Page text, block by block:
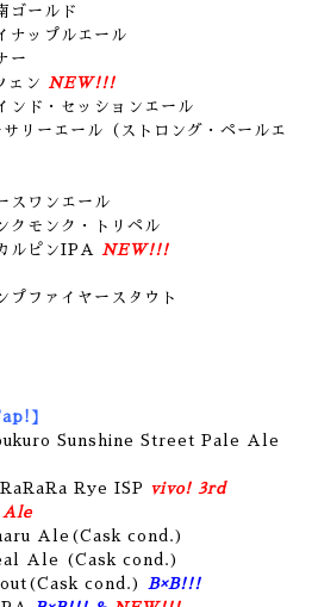
ゴールド
ナップルエール
ー
ェン
NEW!!!
ド・セッションエール
リーエール（ストロング・ペールエ
スワンエール
クモンク・トリペル
ルピンIPA
NEW!!!
ファイヤースタウト
】
Sunshine Street Pale Ale
Rye ISP
vivo! 3rd
Ale
Ale(Cask cond.)
Ale (Cask cond.)
cond.)
B×B!!!